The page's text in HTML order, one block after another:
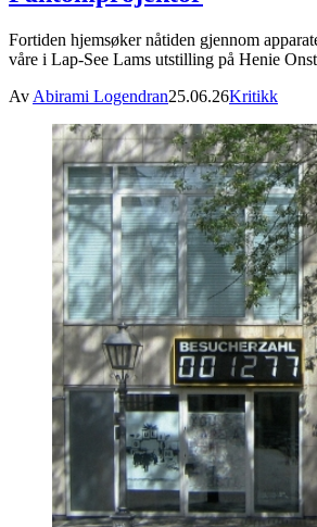
Fortiden hjemsøker nåtiden gjennom
våre i Lap-See Lams utstilling på Henie
Av Abirami Logendran25.06.26Kritikk